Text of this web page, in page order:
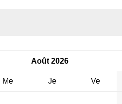
Août 2026
Me Je Ve